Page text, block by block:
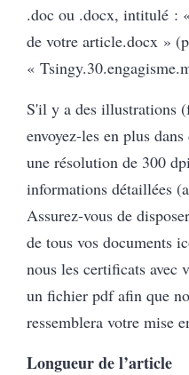
.doc ou .docx, intitulé :
de votre article.docx »
«
S'il y a des illustrations
envoyez-les en plus
une résolution de 300
informations détaillées
Assurez-vous de
de tous vos documents
nous les certificats avec
un fichier pdf afin que
ressemblera votre mise
Longueur de l’article